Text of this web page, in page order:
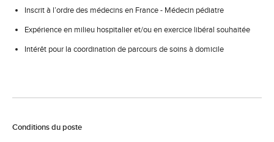
Inscrit à l’ordre des médecins en France - Médecin pédiatre
Expérience en milieu hospitalier et/ou en exercice libéral souhaitée
Intérêt pour la coordination de parcours de soins à domicile
Conditions du poste